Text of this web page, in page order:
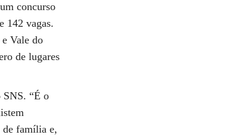
concurso
142 vagas.
Vale do
de lugares
SNS. “É o
de família e,